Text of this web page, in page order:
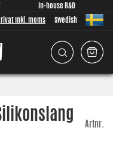
In-house R&D
Inkl. moms Swedish
Artnr.